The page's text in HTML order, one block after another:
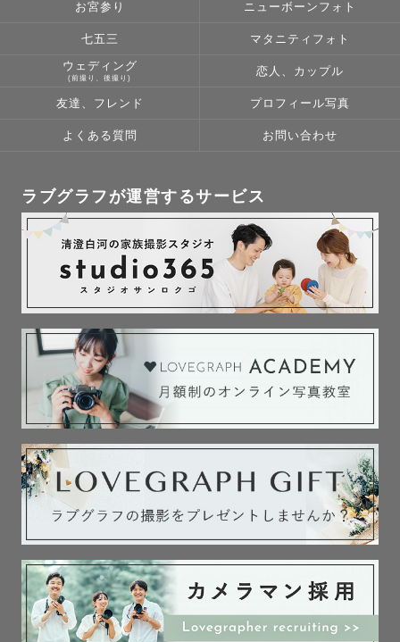
お宮参り ニューボーンフォト
七五三 マタニティフォト
ウェディング
(前撮り、後撮り)
恋人、カップル
友達、フレンド プロフィール写真
よくある質問 お問い合わせ
ラブグラフが運営するサービス